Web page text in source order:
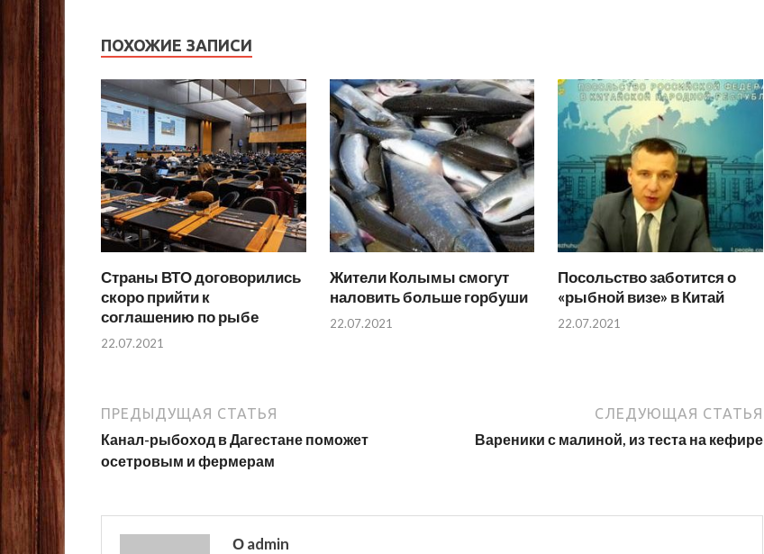
ПОХОЖИЕ ЗАПИСИ
Страны ВТО договорились
скоро прийти к
соглашению по рыбе
22.07.2021
Жители Колымы смогут
наловить больше горбуши
22.07.2021
Посольство заботится о
«рыбной визе» в Китай
22.07.2021
ПРЕДЫДУЩАЯ СТАТЬЯ
Канал-рыбоход в Дагестане поможет
осетровым и фермерам
СЛЕДУЮЩАЯ СТАТЬЯ
Вареники с малиной, из теста на кефире
О admin